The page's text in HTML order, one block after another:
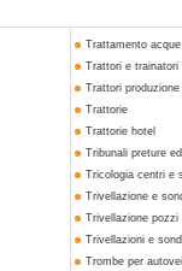
Trattamento acque
Trattori e trainatori
Trattori
Trattorie
Trattorie hotel
Tribunali preture
Tricologia centri e
Trivellazione e
Trivellazione pozzi
Trivellazioni e
Trombe per